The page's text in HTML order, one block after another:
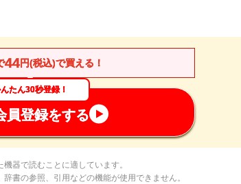
44円(税込)で買える！
たん30秒登録！
員登録をする
器で読むことに適しています。
書の参照、引用などの機能が使用できません。